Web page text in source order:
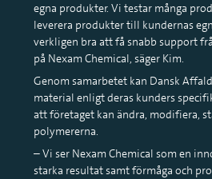
egna produkter. Vi testar många
leverera produkter till kundernas
verkligen bra att få snabb support
på Nexam Chemical, säger Kim.
Genom samarbetet kan Dansk
material enligt deras kunders
att företaget kan ändra, modifiera,
polymererna.
– Vi ser Nexam Chemical som en
starka resultat samt förmåga och